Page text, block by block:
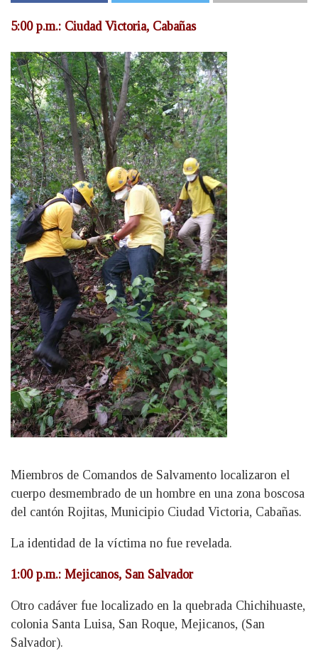
5:00 p.m.: Ciudad Victoria, Cabañas
Miembros de Comandos de Salvamento localizaron el
cuerpo desmembrado de un hombre en una zona boscosa
del cantón Rojitas, Municipio Ciudad Victoria, Cabañas.
La identidad de la víctima no fue revelada.
1:00 p.m.: Mejicanos, San Salvador
Otro cadáver fue localizado en la quebrada Chichihuaste,
colonia Santa Luisa, San Roque, Mejicanos, (San
Salvador).